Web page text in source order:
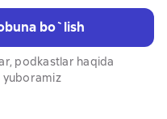
bo`lish
podkastlar haqida